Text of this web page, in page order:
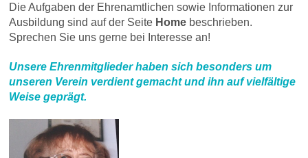
Die Aufgaben der Ehrenamtlichen sowie Informationen zur
Ausbildung sind auf der Seite Home beschrieben.
Sprechen Sie uns gerne bei Interesse an!
Unsere Ehrenmitglieder haben sich besonders um
unseren Verein verdient gemacht und ihn auf vielfältige
Weise geprägt.